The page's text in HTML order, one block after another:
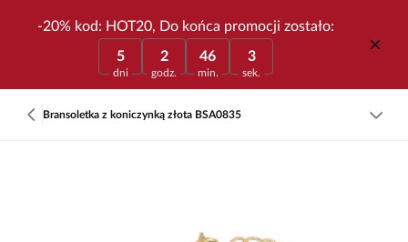
-20% kod: HOT20, Do końca promocji zostało:
5
dni
2
godz.
46
min.
3
sek.
Bransoletka z koniczynką złota BSA0835